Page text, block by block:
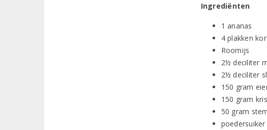
Ingrediënten
1 ananas
4 plakken
Roomijs
2½ deciliter
2½ deciliter
150 gram
150 gram
50 gram